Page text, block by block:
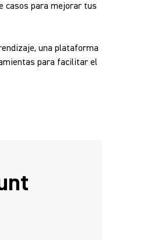
casos para mejorar tus
una plataforma
para facilitar el